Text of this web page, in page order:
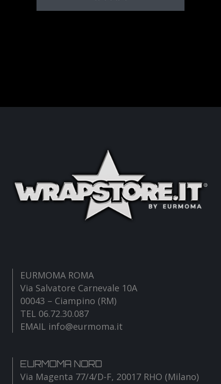
EURMOMA ROMA
Via Salvatore Carnevale 10A
00043 – Ciampino (RM)
TEL 06.72.30.087
EMAIL info@eurmoma.it
EURMOMA NORD
Via Magenta 77/4/D-F, 20017 RHO (Milano)